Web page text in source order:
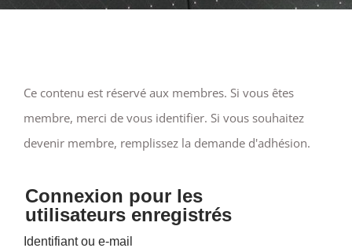
Ce contenu est réservé aux membres. Si vous êtes
membre, merci de vous identifier. Si vous souhaitez
devenir membre, remplissez la demande d'adhésion.
Connexion pour les
utilisateurs enregistrés
Identifiant ou e-mail